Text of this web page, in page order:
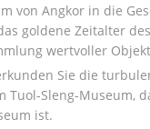
von Angkor in die
goldene Zeitalter
wertvoller
Sie die
Tuol-Sleng-Museum,
ist.